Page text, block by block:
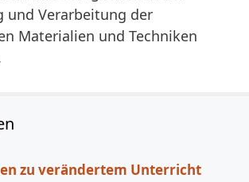
und Verarbeitung der
Materialien und Techniken
zu verändertem Unterricht